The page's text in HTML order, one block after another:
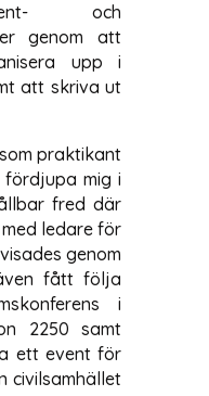
och
genom att
upp i
att skriva ut
praktikant
mig i
fred där
ledare för
genom
fått följa
i
2250 samt
ett event för
civilsamhället